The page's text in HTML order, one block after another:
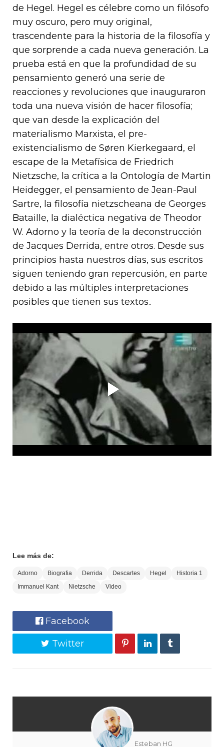
de Hegel. Hegel es célebre como un filósofo
muy oscuro, pero muy original,
trascendente para la historia de la filosofía y
que sorprende a cada nueva generación. La
prueba está en que la profundidad de su
pensamiento generó una serie de
reacciones y revoluciones que inauguraron
toda una nueva visión de hacer filosofía;
que van desde la explicación del
materialismo Marxista, el pre-
existencialismo de Søren Kierkegaard, el
escape de la Metafísica de Friedrich
Nietzsche, la crítica a la Ontología de Martin
Heidegger, el pensamiento de Jean-Paul
Sartre, la filosofía nietzscheana de Georges
Bataille, la dialéctica negativa de Theodor
W. Adorno y la teoría de la deconstrucción
de Jacques Derrida, entre otros. Desde sus
principios hasta nuestros días, sus escritos
siguen teniendo gran repercusión, en parte
debido a las múltiples interpretaciones
posibles que tienen sus textos..
Lee más de:
Adorno Biografia Derrida Descartes Hegel
Historia 1
Immanuel Kant
Nietzsche Video
Facebook
Twitter
Esteban HG